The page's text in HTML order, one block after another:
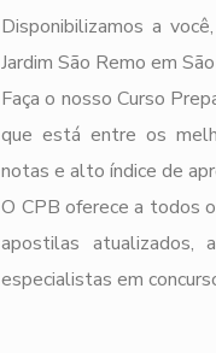
Disponibilizamos a
Jardim São Remo em
Faça o nosso Curso
que está entre os
notas e alto índice de
O CPB oferece a todos
apostilas atualizados,
especialistas em